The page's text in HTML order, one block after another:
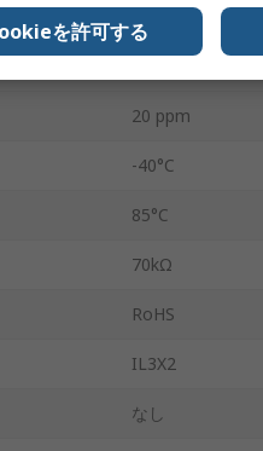
20 ppm
-40°C
85°C
70kΩ
RoHS
IL3X2
なし
を許可する